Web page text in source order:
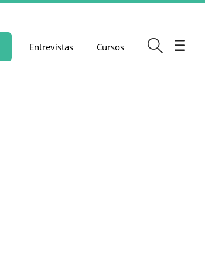
Entrevistas Cursos